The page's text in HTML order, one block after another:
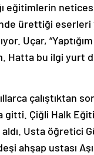
eğitimlerin
ürettiği
Uçar,
bu ilgi yurt
çalıştıktan
gitti. Çiğli Halk
Usta öğretici
ahşap ustası